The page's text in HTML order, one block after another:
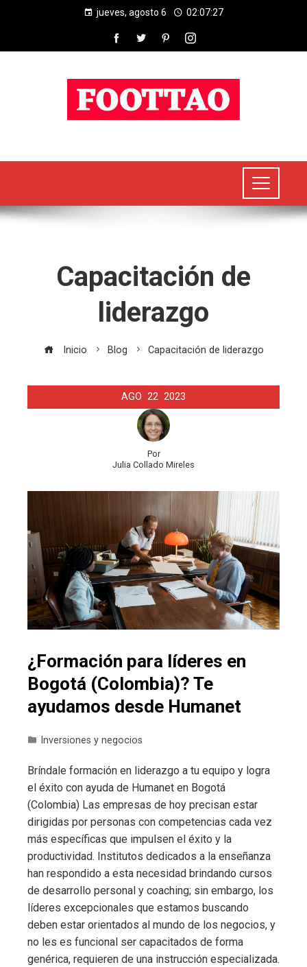
jueves, agosto 6 02:07:27
Capacitación de
liderazgo
Inicio Blog Capacitación de liderazgo
AGO 22 2023
Por
Julia Collado Mireles
¿Formación para líderes en
Bogotá (Colombia)? Te
ayudamos desde Humanet
Inversiones y negocios
Bríndale formación en liderazgo a tu equipo y logra
el éxito con ayuda de Humanet en Bogotá
(Colombia) Las empresas de hoy precisan estar
dirigidas por personas con competencias cada vez
más específicas que impulsen el éxito y la
productividad. Institutos dedicados a la enseñanza
han respondido a esta necesidad brindando cursos
de desarrollo personal y coaching; sin embargo, los
líderes excepcionales que estamos buscando
deben estar orientados al mundo de los negocios, y
no les es funcional ser capacitados de forma
genérica, requieren de una instrucción especializada.